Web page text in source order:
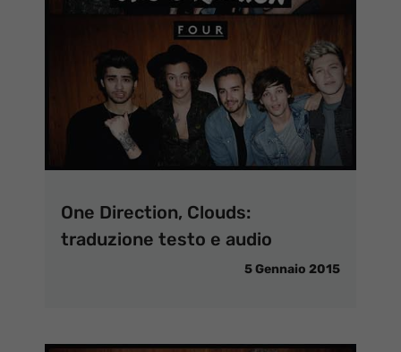
One Direction, Clouds:
traduzione testo e audio
5 Gennaio 2015